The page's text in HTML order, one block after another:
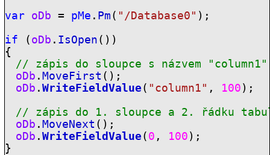
var oDb = pMe . Pm ( "/Database0" );
if ( oDb . IsOpen ())
{
// zápis do sloupce s názvem " column1 "
oDb . MoveFirst ();
oDb . WriteFieldValue ( "column1" , 100 );
// zápis do 1. sloupce a 2. řádku
oDb . MoveNext ();
oDb . WriteFieldValue ( 0 , 100 );
}